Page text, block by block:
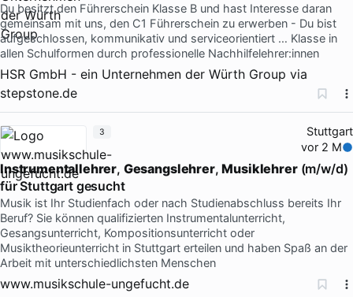
Du besitzt den Führerschein Klasse B und hast Interesse daran
gemeinsam mit uns, den C1 Führerschein zu erwerben - Du bist
aufgeschlossen, kommunikativ und serviceorientiert … Klasse in
allen Schulformen durch professionelle Nachhilfelehrer:innen
HSR GmbH - ein Unternehmen der Würth Group via
stepstone.de
Stuttgart
vor 2 M
Instrumentallehrer, Gesangslehrer,Musiklehrer(m/w/d)
für Stuttgart gesucht
Musik ist Ihr Studienfach oder nach Studienabschluss bereits Ihr
Beruf? Sie können qualifizierten Instrumentalunterricht,
Gesangsunterricht, Kompositionsunterricht oder
Musiktheorieunterricht in Stuttgart erteilen und haben Spaß an der
Arbeit mit unterschiedlichsten Menschen
www.musikschule-ungefucht.de
3